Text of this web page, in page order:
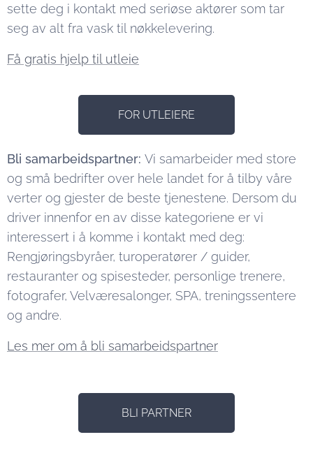
sette deg i kontakt med seriøse aktører som tar
seg av alt fra vask til nøkkelevering.
Få gratis hjelp til utleie
FOR UTLEIERE
Bli samarbeidspartner: Vi samarbeider med store
og små bedrifter over hele landet for å tilby våre
verter og gjester de beste tjenestene. Dersom du
driver innenfor en av disse kategoriene er vi
interessert i å komme i kontakt med deg:
Rengjøringsbyråer, turoperatører / guider,
restauranter og spisesteder, personlige trenere,
fotografer, Velværesalonger, SPA, treningssentere
og andre.
Les mer om å bli samarbeidspartner
BLI PARTNER